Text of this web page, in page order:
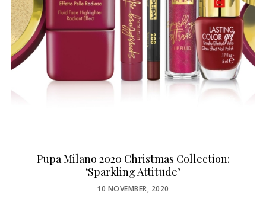
Pupa Milano 2020 Christmas Collection:
‘Sparkling Attitude’
POSTED
10 NOVEMBER, 2020